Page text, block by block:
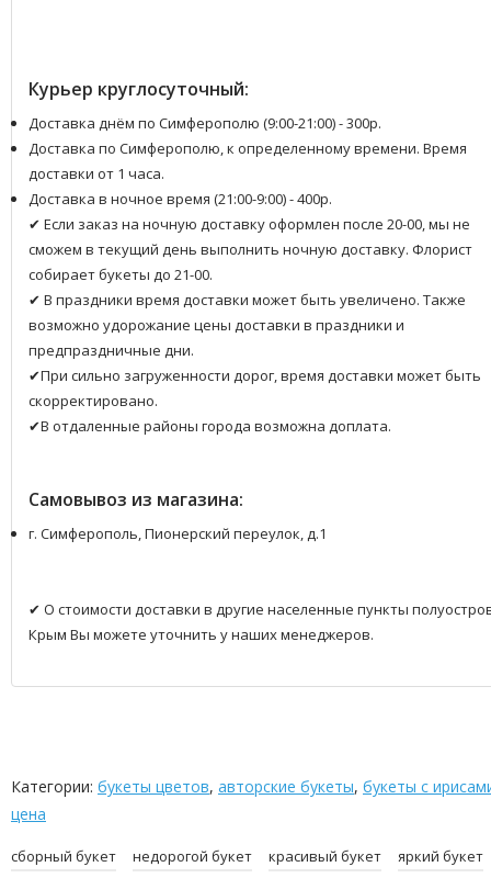
Курьер круглосуточный:
Доставка днём по Симферополю (9:00-21:00) - 300р.
Доставка по Симферополю, к определенному времени. Время
доставки от 1 часа.
Доставка в ночное время (21:00-9:00) - 400р.
✔ Если заказ на ночную доставку оформлен после 20-00, мы не
сможем в текущий день выполнить ночную доставку. Флорист
собирает букеты до 21-00.
✔ В праздники время доставки может быть увеличено. Также
возможно удорожание цены доставки в праздники и
предпраздничные дни.
✔При сильно загруженности дорог, время доставки может быть
скорректировано.
✔В отдаленные районы города возможна доплата.
Самовывоз из магазина:
г. Симферополь, Пионерский переулок, д.1
✔ О стоимости доставки в другие населенные пункты
Крым Вы можете уточнить у наших менеджеров.
Категории: букеты цветов, авторские букеты, букеты с
цена
сборный букет недорогой букет красивый букет
яркий букет